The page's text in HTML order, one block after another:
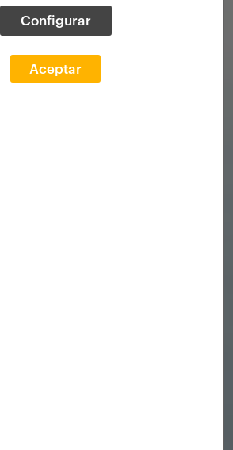
Configurar
Aceptar